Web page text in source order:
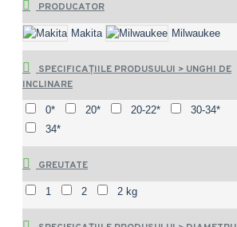
PRODUCATOR
Makita Milwaukee
SPECIFICAȚIILE PRODUSULUI > UNGHI DE
INCLINARE
0* 20* 20-22*
30-34*
34*
GREUTATE
1 2 2 kg